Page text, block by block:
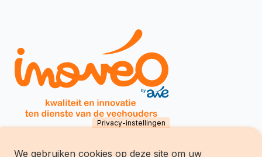
Privacy-instellingen
We gebruiken cookies op deze site om uw